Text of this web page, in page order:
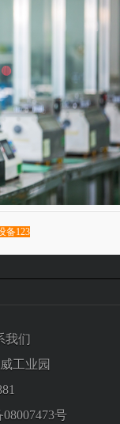
备123
我们
工业园
号